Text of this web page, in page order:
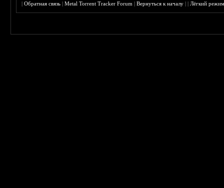
|Обратная связь |Metal Torrent Tracker Forum |Вернуться к началу ||Лёгкий